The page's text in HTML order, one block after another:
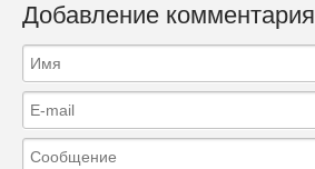
Добавление комментария